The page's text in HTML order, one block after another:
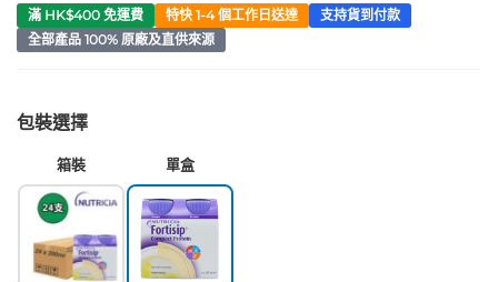
滿 HK$400 免運費 特快 1-4 個工作日送達
支持貨到付款
全部產品 100% 原廠及直供來源
包裝選擇
箱裝 單盒